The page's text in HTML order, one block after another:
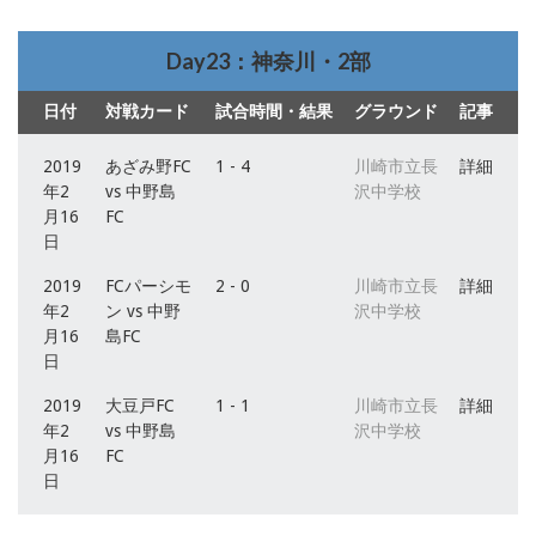
Day23：神奈川・2部
日付 対戦カード 試合時間・結果 グラウンド 記事
2019
年2
月16
日
あざみ野FC
vs 中野島
FC
1 - 4
川崎市立長
沢中学校
詳細
2019
年2
月16
日
FCパーシモ
ン vs 中野
島FC
2 - 0
川崎市立長
沢中学校
詳細
2019
年2
月16
日
大豆戸FC
vs 中野島
FC
1 - 1
川崎市立長
沢中学校
詳細